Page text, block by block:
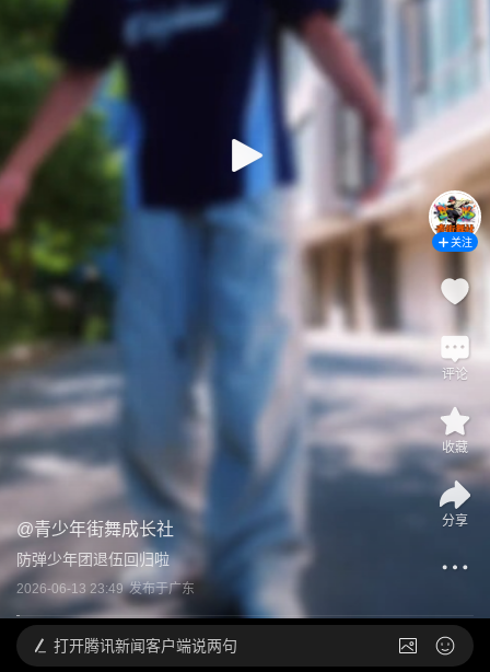
@青少年街舞成长社
防弹少年团退伍回归啦
2026-06-13 23:49 发布于广东
关注
评论
收藏
分享
打开腾讯新闻客户端说两句